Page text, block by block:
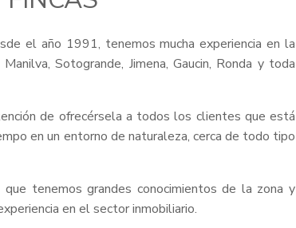
el año 1991, tenemos mucha experiencia en la
Sotogrande, Jimena, Gaucin, Ronda y toda
de ofrecérsela a todos los clientes que está
en un entorno de naturaleza, cerca de todo tipo
tenemos grandes conocimientos de la zona y
en el sector inmobiliario.